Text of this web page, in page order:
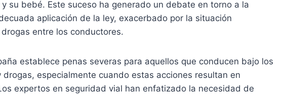
su bebé. Este suceso ha generado un debate en torno a la
aplicación de la ley, exacerbado por la situación
entre los conductores.
establece penas severas para aquellos que conducen bajo los
especialmente cuando estas acciones resultan en
expertos en seguridad vial han enfatizado la necesidad de